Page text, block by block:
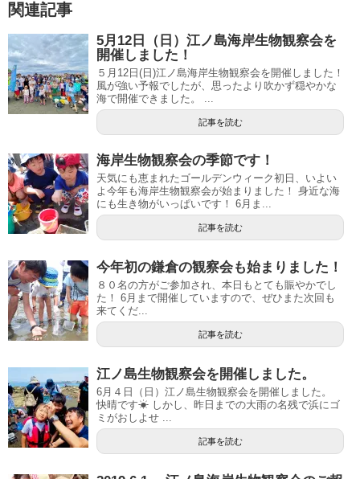
関連記事
5月12日（日）江ノ島海岸生物観察会を
開催しました！
５月12日(日)江ノ島海岸生物観察会を開催しました！
風が強い予報でしたが、思ったより吹かず穏やかな
海で開催できました。 ...
記事を読む
海岸生物観察会の季節です！
天気にも恵まれたゴールデンウィーク初日、いよい
よ今年も海岸生物観察会が始まりました！ 身近な海
にも生き物がいっぱいです！ 6月ま...
記事を読む
今年初の鎌倉の観察会も始まりました！
８０名の方がご参加され、本日もとても賑やかでし
た！ 6月まで開催していますので、ぜひまた次回も
来てくだ...
記事を読む
江ノ島生物観察会を開催しました。
6月４日（日）江ノ島生物観察会を開催しました。
快晴です☀ しかし、昨日までの大雨の名残で浜にゴ
ミがおしよせ ...
記事を読む